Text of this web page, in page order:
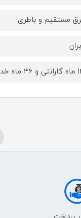
مستقیم و باطری
پس از فروش